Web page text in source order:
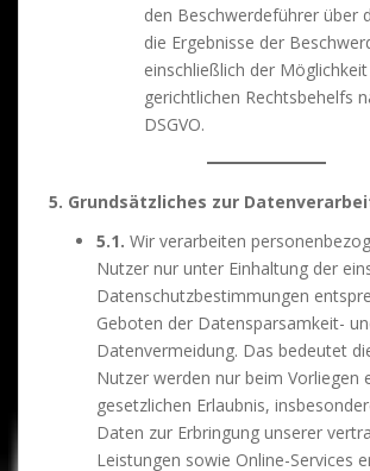
den Beschwerdeführer über
die Ergebnisse der
einschließlich der
gerichtlichen Rechtsbehelfs
DSGVO.
5. Grundsätzliches zur
5.1. Wir verarbeiten
Nutzer nur unter Einhaltung der
Datenschutzbestimmungen
Geboten der Datensparsamkeit-
Datenvermeidung. Das bedeutet
Nutzer werden nur beim Vorliegen
gesetzlichen Erlaubnis,
Daten zur Erbringung unserer
Leistungen sowie Online-Services